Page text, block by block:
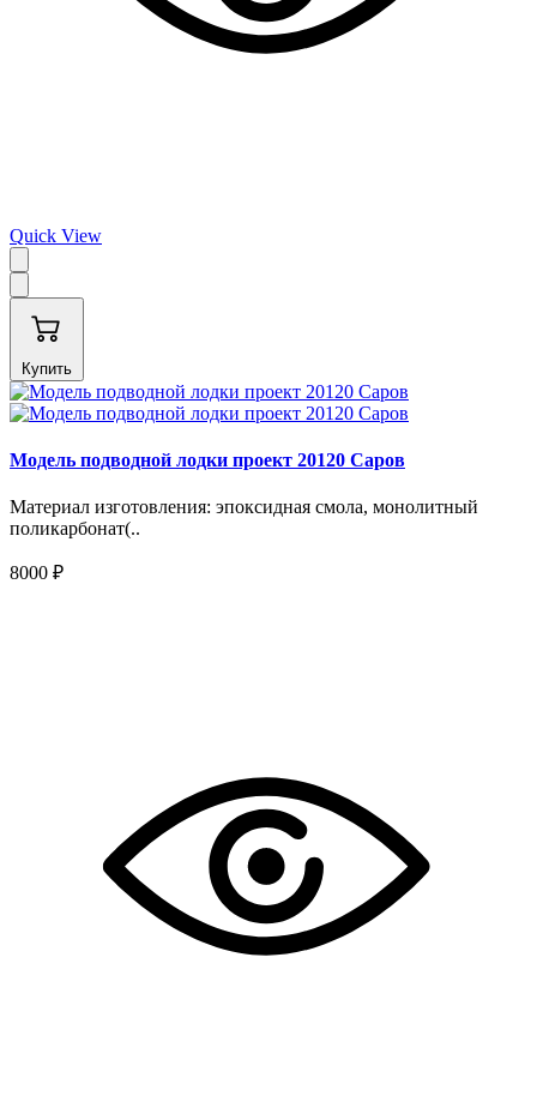
Quick View
Купить
Модель подводной лодки проект 20120 Саров
Материал изготовления: эпоксидная смола, монолитный
поликарбонат(..
8000 ₽